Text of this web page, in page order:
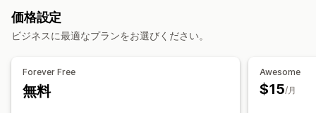
レビューサマリー
リッチスニペット
レビューの収集方法
メールリクエスト
SNSのUGC
メタデータの最適化
価格設定
ビジネスに最適なプランをお選びください。
Forever Free
無料
Awesome
$15/月